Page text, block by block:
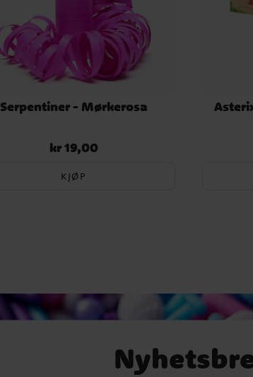
Serpentiner - Mørkerosa
Pris :kr 19,00
kr 19,00
KJØP